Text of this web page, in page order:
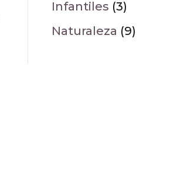
Infantiles (3)
Naturaleza (9)